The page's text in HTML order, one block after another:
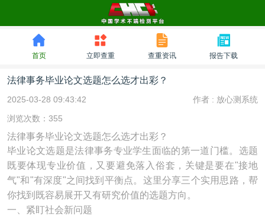
首页 立即查重 查重资讯 报告下载
法律事务毕业论文选题怎么选才出彩？
2025-03-28 09:43:42 作者 : 放心测系统
浏览次数：355
法律事务毕业论文选题怎么选才出彩？
毕业论文选题是法律事务专业学生面临的第一道门槛。选题
既要体现专业价值，又要避免落入俗套，关键是要在"接地
气"和"有深度"之间找到平衡点。这里分享三个实用思路，帮
你找到既容易展开又有研究价值的选题方向。
一、紧盯社会新问题